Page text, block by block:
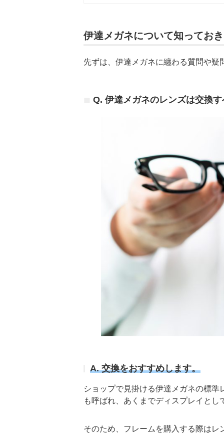
伊達メガネについて知ってお
先ずは、伊達メガネに纏わる質問や疑
Q. 伊達メガネのレンズは交換
A. 交換をおすすめします。
ショップで見掛ける伊達メガネの標準
も呼ばれ、あくまでディスプレイと
そのため、フレームを購入する際は